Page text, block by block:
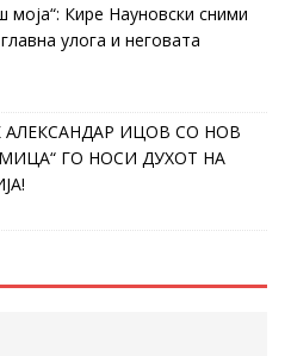
моја“: Кире Науновски сними
улога и неговата
ИЦОВ СО НОВ
ГО НОСИ ДУХОТ НА